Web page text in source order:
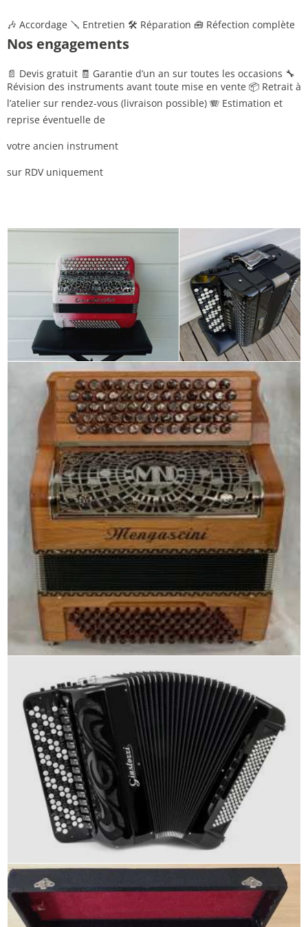
🎶 Accordage 🪛 Entretien 🛠 Réparation 🧰 Réfection complète
Nos engagements
📄 Devis gratuit 🧾 Garantie d’un an sur toutes les occasions 🔧
Révision des instruments avant toute mise en vente 📦 Retrait à
l’atelier sur rendez-vous (livraison possible) 🪗 Estimation et
reprise éventuelle de
votre ancien instrument
sur RDV uniquement